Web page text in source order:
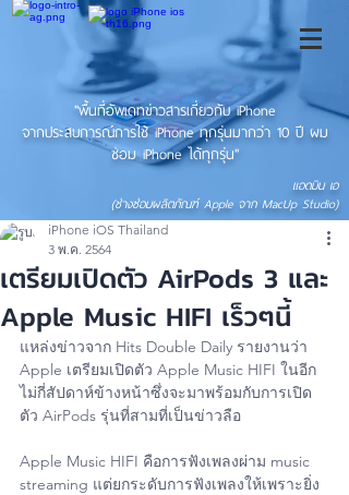
"พื้นที่อัพเดทข่าวสารเกี่ยวกับ iPhone
จากประสบการณ์การใช้ iPhone ทุกรุ่นมากว่า 10 ปี ผม
ซ่อม iPhone ได้ทุกรุ่น"
แอดมิน เอ
(ช่างซ่อมผลิตภัณฑ์ Apple จาก MacUp Studio)
เตรียมเปิดตัว AirPods 3 และ
Apple Music HIFI เร็วๆนี้
iPhone iOS Thailand
3 พ.ค. 2564
แหล่งข่าวจาก Hits Double Daily รายงานว่า
Apple เตรียมเปิดตัว Apple Music HIFI ในอีก
ไม่กี่สัปดาห์ข้างหน้าซึ่งจะมาพร้อมกับการเปิด
ตัว AirPods รุ่นที่สามที่เป็นข่าวลือ
Apple Music HIFI คือการฟังเพลงผ่าม music
streaming แต่ยกระดับการฟังเพลงให้เพราะยิ่ง